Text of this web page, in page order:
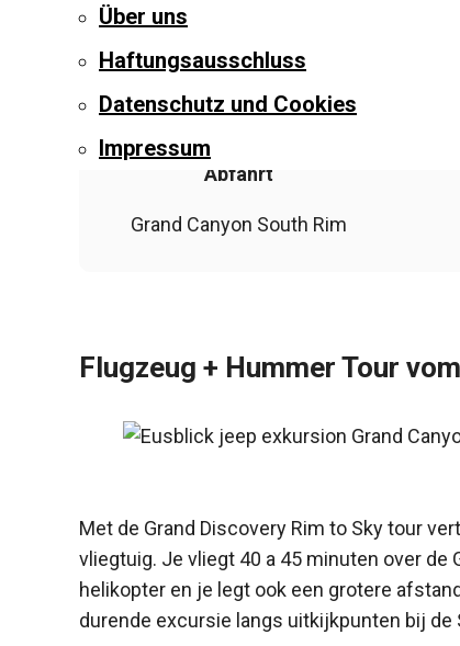
Über uns
Haftungsausschluss
Datenschutz und Cookies
Impressum
Abfahrt
Grand Canyon South Rim
Flugzeug + Hummer Tour
Met de Grand Discovery Rim to Sky tour
vliegtuig. Je vliegt 40 a 45 minuten over de
helikopter en je legt ook een grotere
durende excursie langs uitkijkpunten bij de